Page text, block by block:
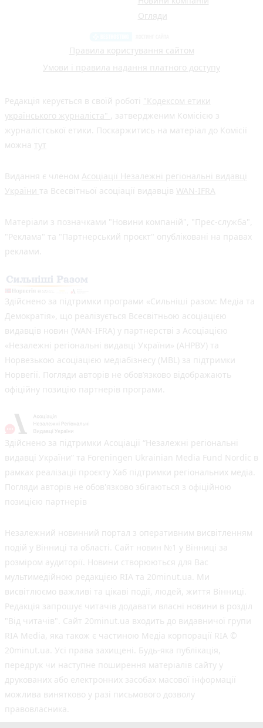
Огляди
Правила користування сайтом
Умови і правила надання платного доступу
Редакція керується в своїй роботі "Кодексом етики
українського журналіста"
, затвердженим Комісією з
журналістської етики. Поскаржитись на матеріал до Комісії
можна тут
Видання є членом Асоціації Незалежні регіональні видавці
України та Всесвітньої асоціації видавців WAN-IFRA
Матеріали з позначками "Новини компаній", "Прес-служба",
"Реклама" та "Партнерський проєкт" опубліковані на правах
реклами.
Здійснено за підтримки програми «Сильніші разом: Медіа та
Демократія», що реалізується Всесвітньою асоціацією
видавців новин (WAN-IFRA) у партнерстві з Асоціацією
«Незалежні регіональні видавці України» (АНРВУ) та
Норвезькою асоціацією медіабізнесу (MBL) за підтримки
Норвегії. Погляди авторів не обов’язково відображають
офіційну позицію партнерів програми.
Здійснено за підтримки Асоціації “Незалежні регіональні
видавці України” та Foreningen Ukrainian Media Fund Nordic в
рамках реалізації проєкту Хаб підтримки регіональних медіа.
Погляди авторів не обов'язково збігаються з офіційною
позицією партнерів
Незалежний новинний портал з оперативним висвітленням
подій у Вінниці та області. Сайт новин №1 у Вінниці за
розміром аудиторії. Новини створюються для Вас
мультимедійною редакцією RIA та 20minut.ua. Ми
висвітлюємо важливі та цікаві події, людей, життя Вінниці.
Редакція запрошує читачів додавати власні новини в розділ
"Від читачів". Сайт 20minut.ua входить до видавничої групи
RIA Media, яка також є частиною Медіа корпорації RIA ©
20minut.ua. Усі права захищені. Будь-яка публiкацiя,
передрук чи наступне поширення матеріалів сайту у
друкованих або електронних засобах масової інформації
можлива винятково у разі письмового дозволу
правовласника.